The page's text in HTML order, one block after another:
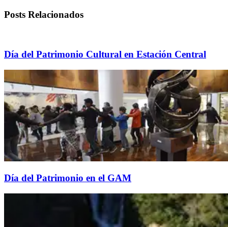
Posts Relacionados
Día del Patrimonio Cultural en Estación Central
Día del Patrimonio en el GAM